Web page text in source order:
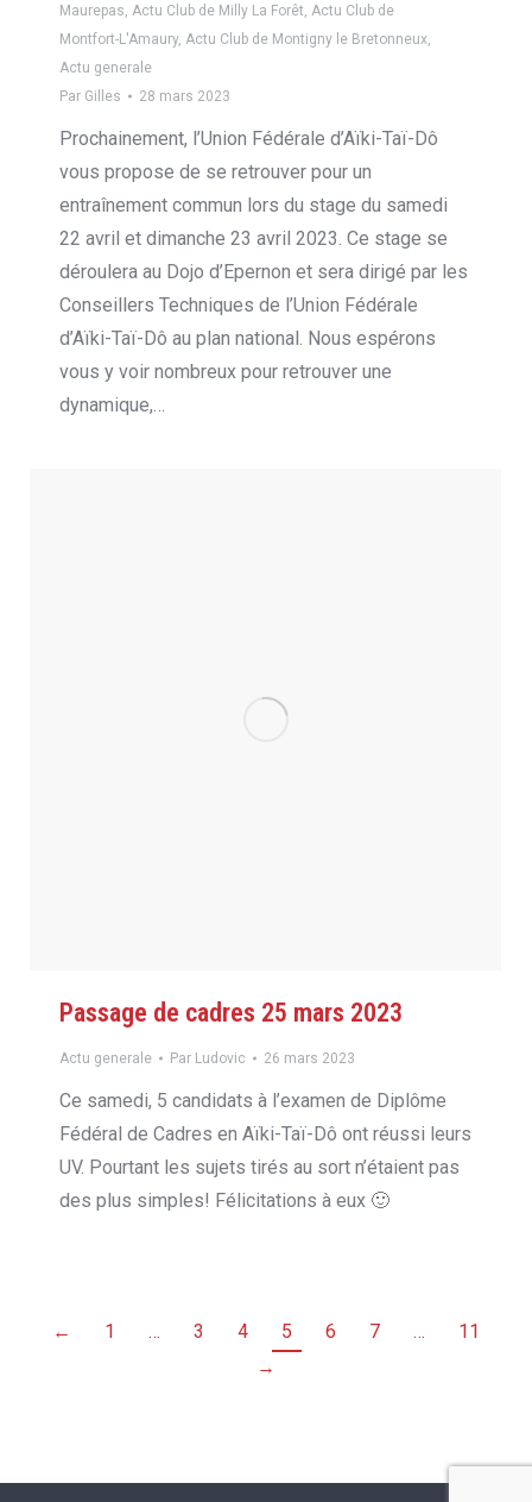
Maurepas Actu Club de Milly La Forêt Actu Club de
Montfort-L'Amaury, Actu Club de Montigny le Bretonneux
Actu generale
Par Gilles 28 mars 2023
Prochainement, l’Union Fédérale d’Aïki-Taï-Dô
vous propose de se retrouver pour un
entraînement commun lors du stage du samedi
22 avril et dimanche 23 avril 2023. Ce stage se
déroulera au Dojo d’Epernon et sera dirigé par les
Conseillers Techniques de l’Union Fédérale
d’Aïki-Taï-Dô au plan national. Nous espérons
vous y voir nombreux pour retrouver une
dynamique,…
Passage de cadres 25 mars 2023
Actu generale Par Ludovic 26 mars 2023
Ce samedi, 5 candidats à l’examen de Diplôme
Fédéral de Cadres en Aïki-Taï-Dô ont réussi leurs
UV. Pourtant les sujets tirés au sort n’étaient pas
des plus simples! Félicitations à eux 🙂
← 1 … 3 4 5 6 7 …
11
→